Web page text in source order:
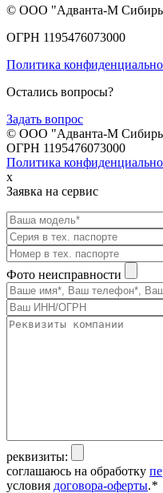
© ООО "Адванта-М Сибирь"
ОГРН 1195476073000
Политика
Остались вопросы?
Задать вопрос
© ООО "Адванта-М Сибирь"
ОГРН 1195476073000
Политика
x
Заявка на сервис
Фото неисправности
реквизиты:
соглашаюсь на обработку
условия договора-оферты.*